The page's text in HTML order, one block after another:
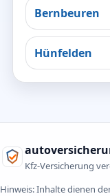
Bernbeuren
Hünfelden
Kfz-Versicherung
Hinweis: Inhalte dienen